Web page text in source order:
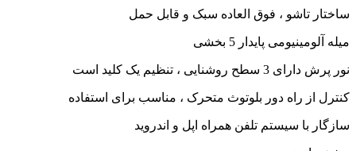
تاشو ، فوق العاده سبک و قابل حمل
پایدار 5 بخشی
روشنایی ، تنظیم یک کلید است
از راه دور بلوتوث متحرک ، مناسب برای استفاده
با سیستم تلفن همراه اپل و اندروید